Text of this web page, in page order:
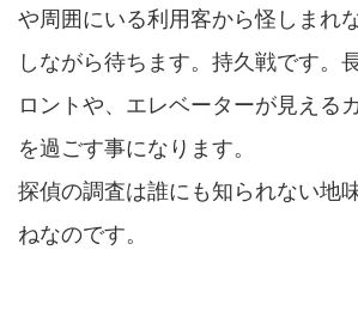
や周囲にいる利用客から怪しまれ
しながら待ちます。持久戦です。
ロントや、エレベーターが見える
を過ごす事になります。
探偵の調査は誰にも知られない地
ねなのです。